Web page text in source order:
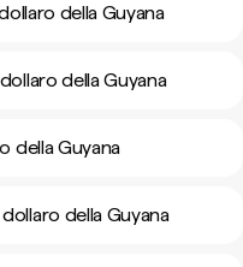
della Guyana
della Guyana
della Guyana
della Guyana